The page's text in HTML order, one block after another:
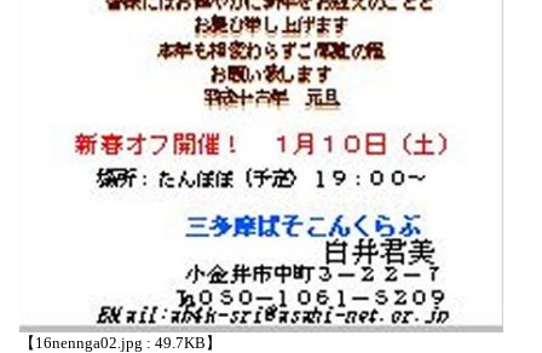
【16nennga02.jpg : 49.7KB】